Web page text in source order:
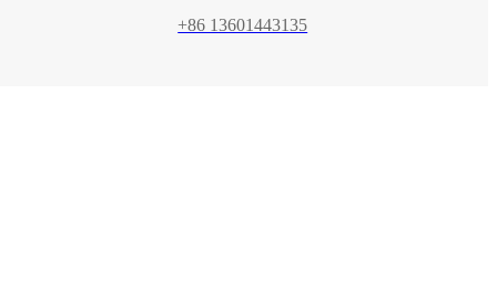
+86 13601443135